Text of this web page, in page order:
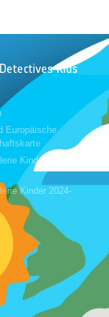
Kids
Europäische
Kinder 2023-
Kinder 2024-